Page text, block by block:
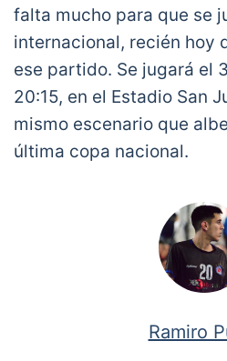
falta mucho para que se
internacional, recién hoy
ese partido. Se jugará el
20:15, en el Estadio San
mismo escenario que
última copa nacional.
Ramiro